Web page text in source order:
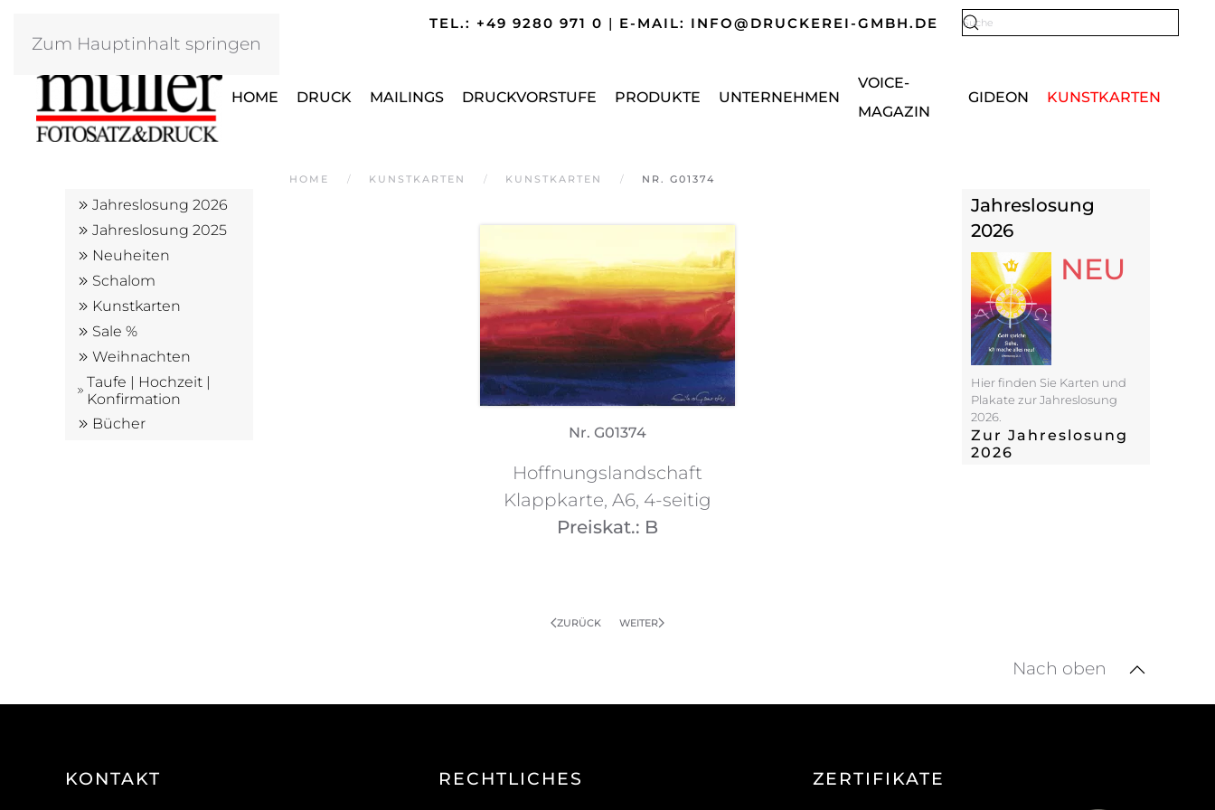
Zum Hauptinhalt springen
TEL.: +49 9280 971 0 | E-MAIL: INFO@DRUCKEREI-GMBH.DE
HOME DRUCK MAILINGS DRUCKVORSTUFE PRODUKTE UNTERNEHMEN
VOICE-
MAGAZIN
GIDEON KUNSTKARTEN
HOME KUNSTKARTEN KUNSTKARTEN NR. G01374
Jahreslosung 2026
Jahreslosung 2025
Neuheiten
Schalom
Kunstkarten
Sale %
Weihnachten
Taufe | Hochzeit |
Konfirmation
Bücher
Nr. G01374
Hoffnungslandschaft
Klappkarte, A6, 4-seitig
Preiskat.: B
ZURÜCK WEITER
Jahreslosung
2026
NEU
Hier finden Sie Karten und
Plakate zur Jahreslosung
2026.
Zur Jahreslosung
2026
Nach oben
KONTAKT RECHTLICHES ZERTIFIKATE